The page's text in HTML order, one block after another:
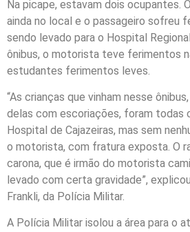
Na picape, estavam dois ocupantes.
ainda no local e o passageiro sofreu
sendo levado para o Hospital
ônibus, o motorista teve ferimentos
estudantes ferimentos leves.
“As crianças que vinham nesse
delas com escoriações, foram todas
Hospital de Cajazeiras, mas sem
o motorista, com fratura exposta. O
carona, que é irmão do motorista
levado com certa gravidade”,
Frankli, da Polícia Militar.
A Polícia Militar isolou a área para o